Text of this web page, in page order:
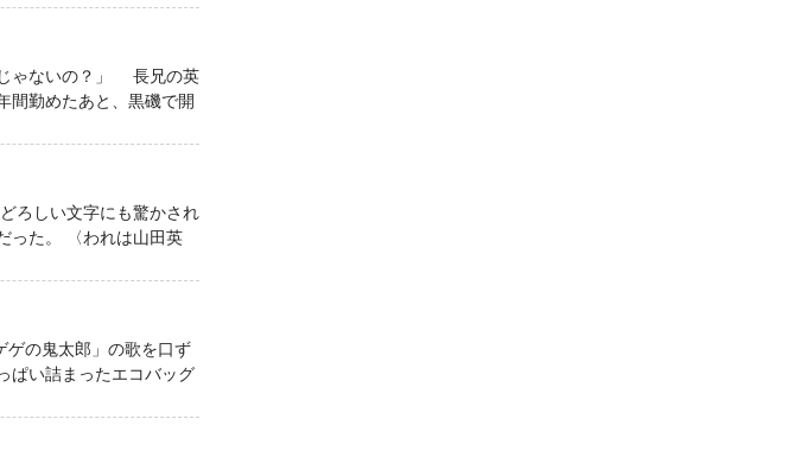
じゃないの？」 長兄の英
間勤めたあと、黒磯で開
ろしい文字にも驚かされ
った。 〈われは山田英
の鬼太郎」の歌を口ず
ぱい詰まったエコバッグ